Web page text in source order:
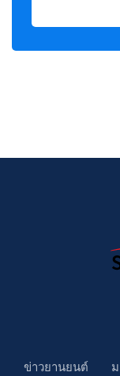
ข่าวยานยนต์